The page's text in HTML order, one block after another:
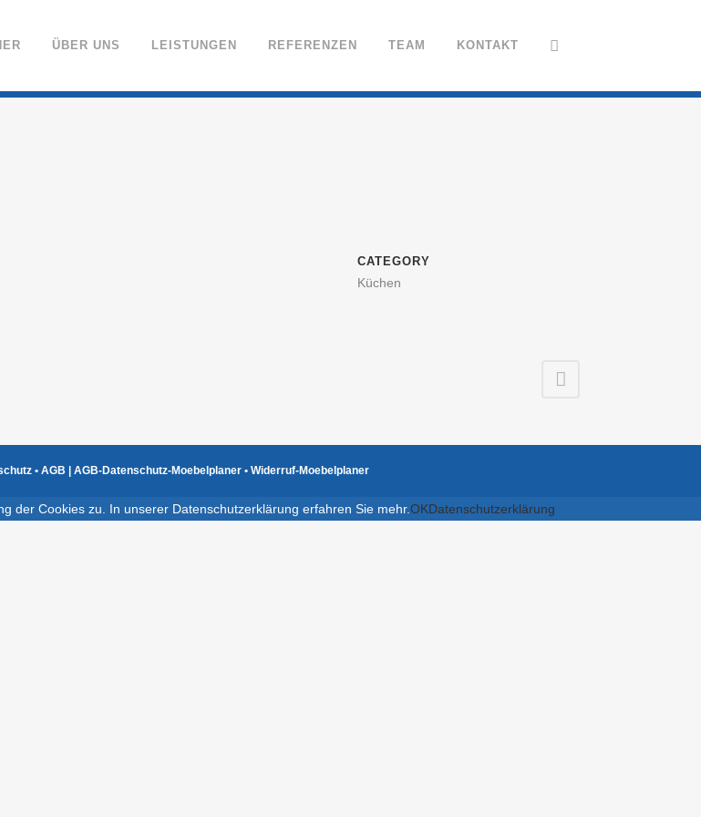
ÜBER UNS LEISTUNGEN REFERENZEN TEAM KONTAKT
CATEGORY
Küchen
• AGB AGB-Datenschutz-Moebelplaner • Widerruf-Moebelplaner
der Cookies zu. In unserer Datenschutzerklärung erfahren Sie mehr.OKDatenschutzerklärung